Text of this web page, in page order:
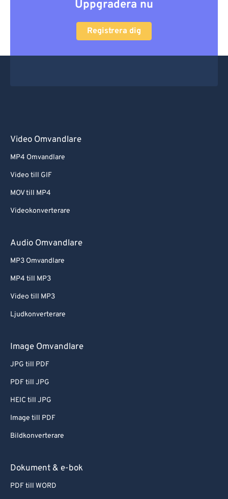
Uppgradera nu
Registrera dig
Video Omvandlare
MP4 Omvandlare
Video till GIF
MOV till MP4
Videokonverterare
Audio Omvandlare
MP3 Omvandlare
MP4 till MP3
Video till MP3
Ljudkonverterare
Image Omvandlare
JPG till PDF
PDF till JPG
HEIC till JPG
Image till PDF
Bildkonverterare
Dokument & e-bok
PDF till WORD